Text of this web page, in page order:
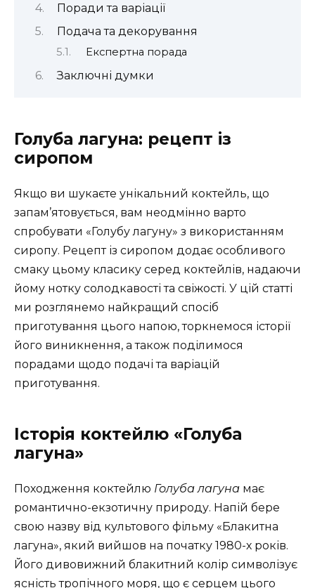
Поради та варіації
Подача та декорування
Експертна порада
Заключні думки
Голуба лагуна: рецепт із
сиропом
Якщо ви шукаєте унікальний коктейль, що
запам’ятовується, вам неодмінно варто
спробувати «Голубу лагуну» з використанням
сиропу. Рецепт із сиропом додає особливого
смаку цьому класику серед коктейлів, надаючи
йому нотку солодкавості та свіжості. У цій статті
ми розглянемо найкращий спосіб
приготування цього напою, торкнемося історії
його виникнення, а також поділимося
порадами щодо подачі та варіацій
приготування.
Історія коктейлю «Голуба
лагуна»
Походження коктейлю Голуба лагуна має
романтично-екзотичну природу. Напій бере
свою назву від культового фільму «Блакитна
лагуна», який вийшов на початку 1980-х років.
Його дивовижний блакитний колір символізує
ясність тропічного моря, що є серцем цього